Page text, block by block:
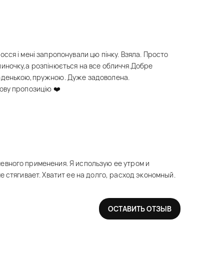
і мені запропонували цю пінку. Взяла. Просто
розпінюється на все обличчя.Добре
Дуже задоволена.
пропозицію ❤️
применения. Я использую ее утром и
стягивает. Хватит ее на долго, расход экономный.
ОСТАВИТЬ ОТЗЫВ